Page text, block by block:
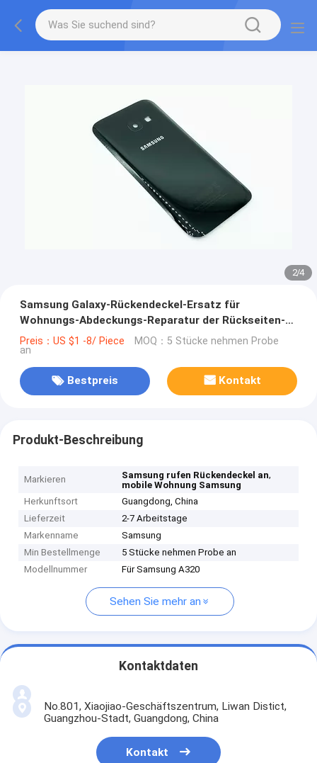
2/4
Samsung Galaxy-Rückendeckel-Ersatz für
Wohnungs-Abdeckungs-Reparatur der Rückseiten-
A3 320
Preis：US $1 -8/ Piece MOQ：5 Stücke nehmen Probe
an
Bestpreis Kontakt
Produkt-Beschreibung
Markieren Samsung rufen Rückendeckel an,
mobile Wohnung Samsung
Herkunftsort
Guangdong, China
Lieferzeit
2-7 Arbeitstage
Markenname
Samsung
Min Bestellmenge
5 Stücke nehmen Probe an
Modellnummer
Für Samsung A320
Sehen Sie mehr an
Kontaktdaten
No.801, Xiaojiao-Geschäftszentrum, Liwan Distict,
Guangzhou-Stadt, Guangdong, China
Kontakt